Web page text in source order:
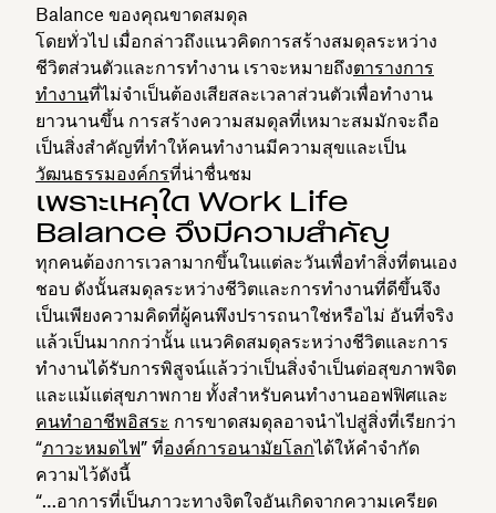
Balance ของคุณขาดสมดุล
โดยทั่วไป เมื่อกล่าวถึงแนวคิดการสร้างสมดุลระหว่าง
ชีวิตส่วนตัวและการทำงาน เราจะหมายถึงตารางการ
ทำงานที่ไม่จำเป็นต้องเสียสละเวลาส่วนตัวเพื่อทำงาน
ยาวนานขึ้น การสร้างความสมดุลที่เหมาะสมมักจะถือ
เป็นสิ่งสำคัญที่ทำให้คนทำงานมีความสุขและเป็น
วัฒนธรรมองค์กรที่น่าชื่นชม
เพราะเหคุใด Work Life
Balance จึงมีความสำคัญ
ทุกคนต้องการเวลามากขึ้นในแต่ละวันเพื่อทำสิ่งที่ตนเอง
ชอบ ดังนั้นสมดุลระหว่างชีวิตและการทำงานที่ดีขึ้นจึง
เป็นเพียงความคิดที่ผู้คนพึงปรารถนาใช่หรือไม่ อันที่จริง
แล้วเป็นมากกว่านั้น แนวคิดสมดุลระหว่างชีวิตและการ
ทำงานได้รับการพิสูจน์แล้วว่าเป็นสิ่งจำเป็นต่อสุขภาพจิต
และแม้แต่สุขภาพกาย ทั้งสำหรับคนทำงานออฟฟิศและ
คนทำอาชีพอิสระ การขาดสมดุลอาจนำไปสู่สิ่งที่เรียกว่า
“ภาวะหมดไฟ” ที่องค์การอนามัยโลกได้ให้คำจำกัด
ความไว้ดังนี้
“…อาการที่เป็นภาวะทางจิตใจอันเกิดจากความเครียด